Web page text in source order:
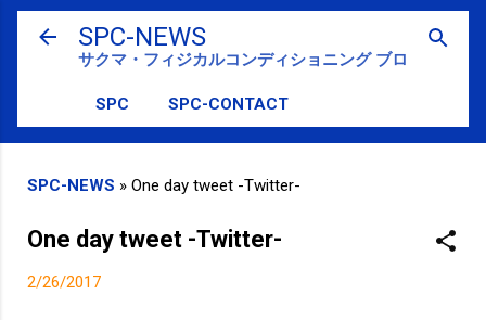
スキップしてメイン コンテンツに移動
SPC-NEWS
サクマ・フィジカルコンディショニング ブログ
SPC SPC-CONTACT
SPC-NEWS » One day tweet -Twitter-
One day tweet -Twitter-
2/26/2017